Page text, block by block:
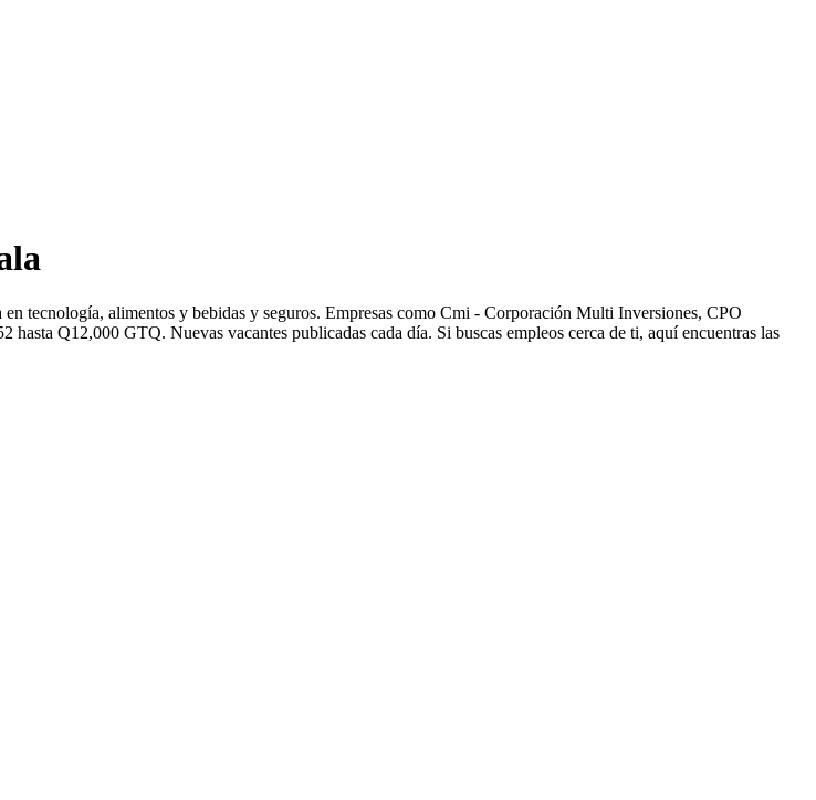
tecnología, alimentos y bebidas y seguros. Empresas como Cmi - Corporación Multi Inversiones, CPO
Q12,000 GTQ. Nuevas vacantes publicadas cada día. Si buscas empleos cerca de ti, aquí encuentras las